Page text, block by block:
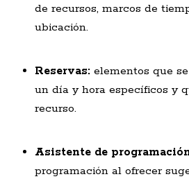
de recursos, marcos de
ubicación.
Reservas: elementos que
un día y hora específicos y
recurso.
Asistente de
programación al ofrecer